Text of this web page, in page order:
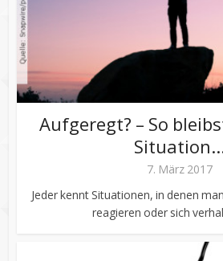
Aufgeregt? – So
7. März 2017
Jeder kennt Situationen, in denen
reagieren oder sich